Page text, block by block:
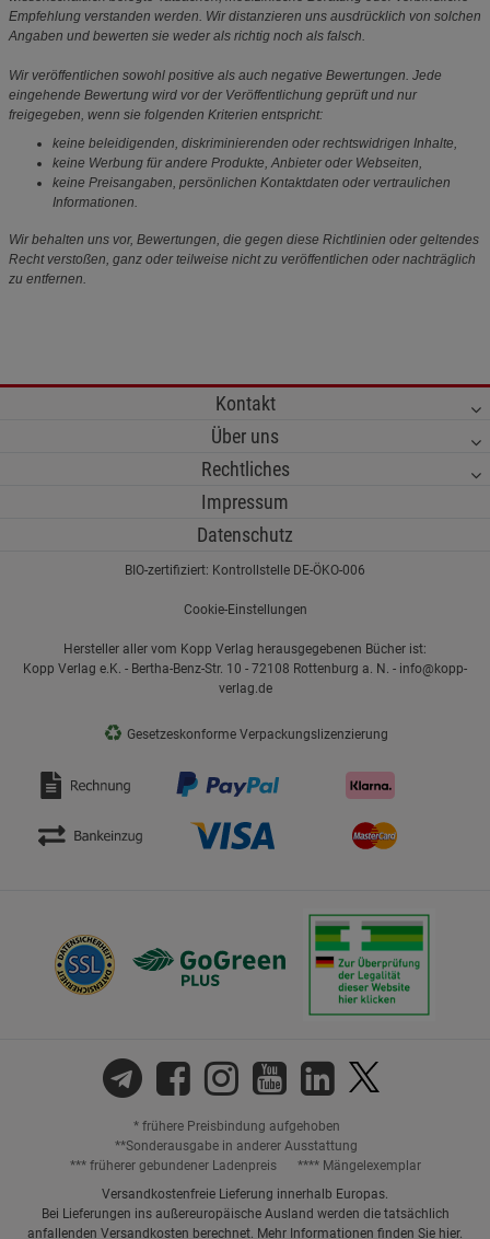
Empfehlung verstanden werden. Wir distanzieren uns ausdrücklich von solchen
Angaben und bewerten sie weder als richtig noch als falsch.
Wir veröffentlichen sowohl positive als auch negative Bewertungen. Jede
eingehende Bewertung wird vor der Veröffentlichung geprüft und nur
freigegeben, wenn sie folgenden Kriterien entspricht:
keine beleidigenden, diskriminierenden oder rechtswidrigen Inhalte,
keine Werbung für andere Produkte, Anbieter oder Webseiten,
keine Preisangaben, persönlichen Kontaktdaten oder vertraulichen
Informationen.
Wir behalten uns vor, Bewertungen, die gegen diese Richtlinien oder geltendes
Recht verstoßen, ganz oder teilweise nicht zu veröffentlichen oder nachträglich
zu entfernen.
Kontakt
Über uns
Rechtliches
Impressum
Datenschutz
BIO-zertifiziert: Kontrollstelle DE-ÖKO-006
Cookie-Einstellungen
Hersteller aller vom Kopp Verlag herausgegebenen Bücher ist:
Kopp Verlag e.K. - Bertha-Benz-Str. 10 - 72108 Rottenburg a. N. - info@kopp-
verlag.de
♻ Gesetzeskonforme Verpackungslizenzierung
* frühere Preisbindung aufgehoben
**Sonderausgabe in anderer Ausstattung
*** früherer gebundener Ladenpreis
**** Mängelexemplar
Versandkostenfreie Lieferung innerhalb Europas.
Bei Lieferungen ins außereuropäische Ausland werden die tatsächlich
anfallenden Versandkosten berechnet. Mehr Informationen finden Sie hier.